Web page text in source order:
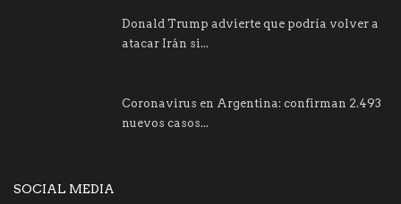
Donald Trump advierte que podría volver a
atacar Irán si...
Coronavirus en Argentina: confirman 2.493
nuevos casos...
SOCIAL MEDIA